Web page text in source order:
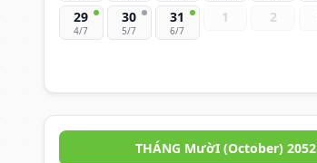
29
4/7
30
5/7
31
6/7
1 2
THÁNG MườI (October) 2052